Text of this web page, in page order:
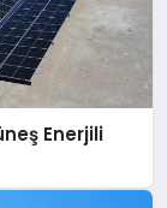
Enerjili